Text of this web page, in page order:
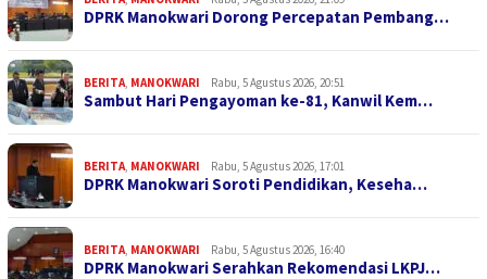
DPRK Manokwari Dorong Percepatan Pembang…
BERITA MANOKWARI Rabu, 5 Agustus 2026, 20:51
Sambut Hari Pengayoman ke-81, Kanwil Kem…
BERITA MANOKWARI Rabu, 5 Agustus 2026, 17:01
DPRK Manokwari Soroti Pendidikan, Keseha…
BERITA MANOKWARI Rabu, 5 Agustus 2026, 16:40
DPRK Manokwari Serahkan Rekomendasi LKPJ…